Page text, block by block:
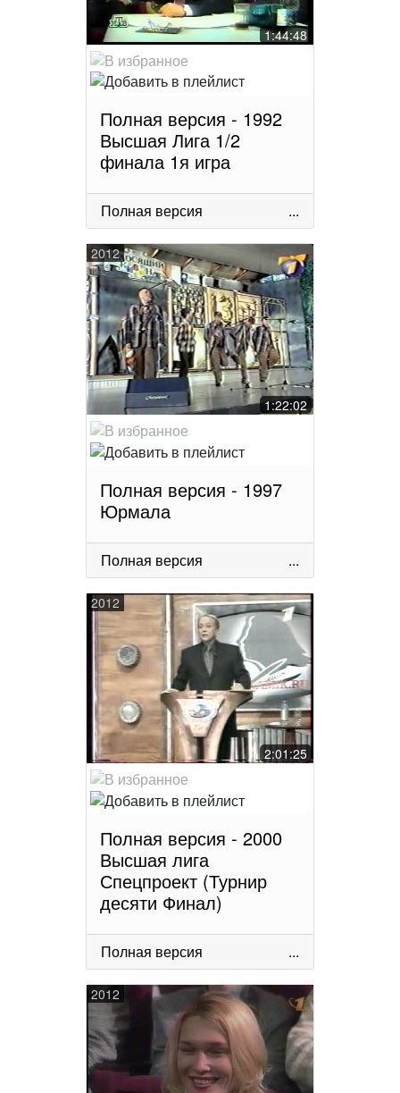
1:44:48
Полная версия - 1992
Высшая Лига 1/2
финала 1я игра
Полная версия ...
2012
1:22:02
Полная версия - 1997
Юрмала
Полная версия ...
2012
2:01:25
Полная версия - 2000
Высшая лига
Спецпроект (Турнир
десяти Финал)
Полная версия ...
2012